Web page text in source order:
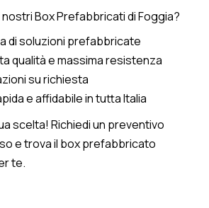
Box Prefabbricati di Foggia?
di soluzioni prefabbricate
qualità e massima resistenza
su richiesta
e affidabile in tutta Italia
scelta! Richiedi un preventivo
e trova il box prefabbricato
te.